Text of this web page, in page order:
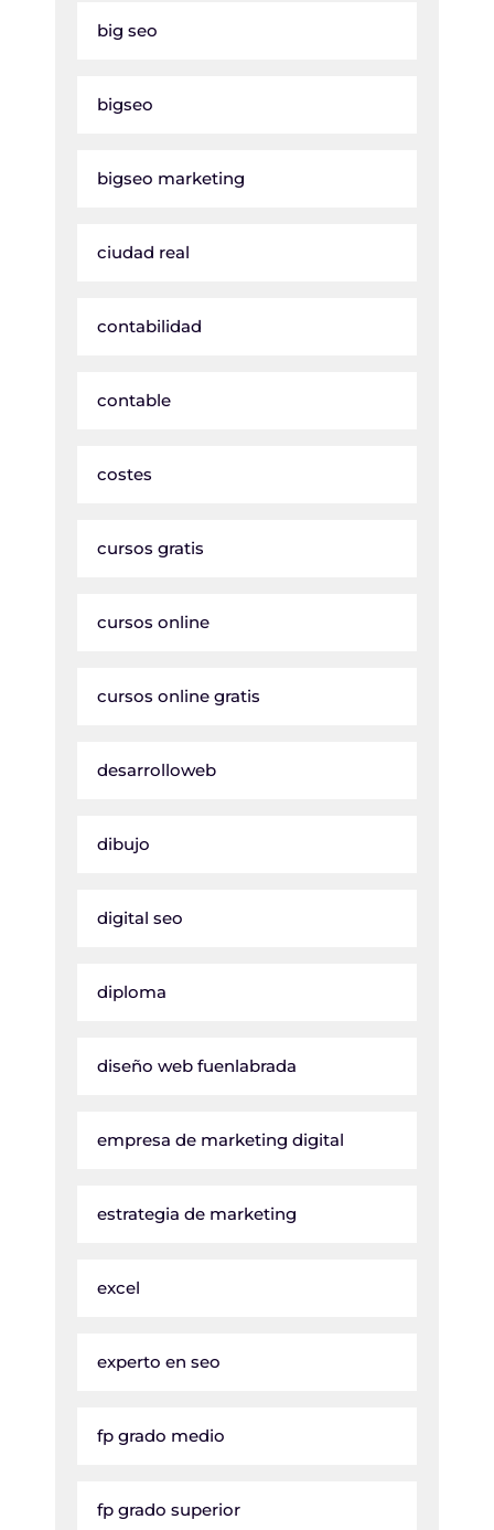
big seo
bigseo
bigseo marketing
ciudad real
contabilidad
contable
costes
cursos gratis
cursos online
cursos online gratis
desarrolloweb
dibujo
digital seo
diploma
diseño web fuenlabrada
empresa de marketing digital
estrategia de marketing
excel
experto en seo
fp grado medio
fp grado superior